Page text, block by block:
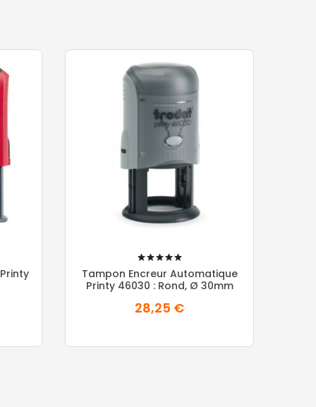
100%
Tampon Encreur Automatique
Printy 46030 : Rond, Ø 30mm
28,25 €